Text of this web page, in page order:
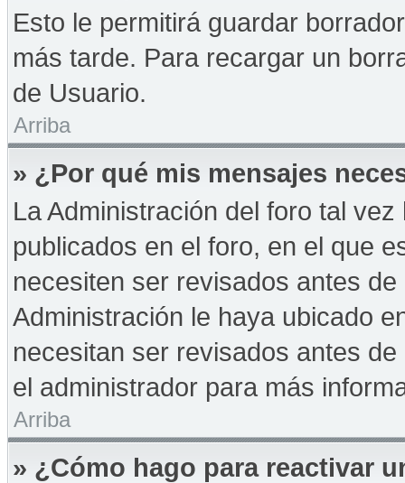
Esto le permitirá guardar
más tarde. Para recargar un
de Usuario.
Arriba
» ¿Por qué mis mensajes
La Administración del foro tal
publicados en el foro, en el que
necesiten ser revisados antes
Administración le haya ubicado
necesitan ser revisados antes
el administrador para más
Arriba
» ¿Cómo hago para reactivar